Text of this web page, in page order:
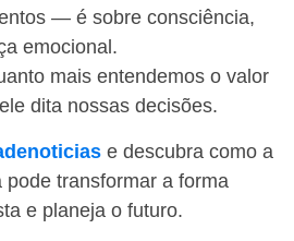
— é sobre consciência,
emocional.
mais entendemos o valor
dita nossas decisões.
e descubra como a
transformar a forma
e planeja o futuro.